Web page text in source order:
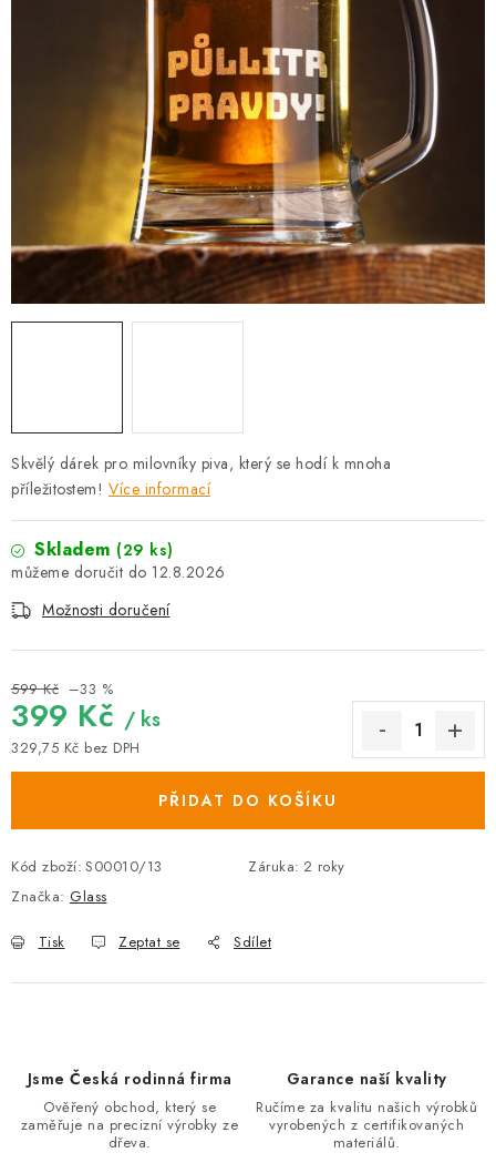
Hodnocení obchodu
Stav objednávky
Reklamace a vrácení zboží
Jak nakupovat
Dřeviny a certifikáty
Pro firmy Velkoobchod Kontakt
Skvělý dárek pro milovníky piva, který se hodí k mnoha
příležitostem! Více informací
Skladem (29 ks)
12.8.2026
Možnosti doručení
599 Kč –33 %
399 Kč / ks
329,75 Kč bez DPH
Měrná cena:
PŘIDAT DO KOŠÍKU
Kód zboží: S00010/13 Záruka: 2 roky
Značka: Glass
Tisk Zeptat se Sdílet
Jsme Česká rodinná firma
Ověřený obchod, který se
zaměřuje na precizní výrobky ze
dřeva.
Garance naší kvality
Ručíme za kvalitu našich výrobků
vyrobených z certifikovaných
materiálů.